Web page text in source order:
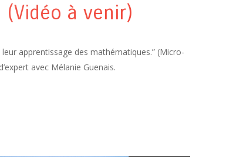
à venir)
apprentissage des mathématiques.” (Micro-
avec Mélanie Guenais.